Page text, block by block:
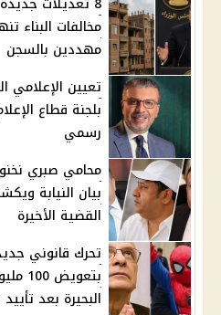
مهددين بالسجن
تعيين الإعلامي
بلجنة قطاع
رسمي
محامي صبري
بيان النيابة
القضية الأخيرة
تحرك قانوني
البحيرة بعد